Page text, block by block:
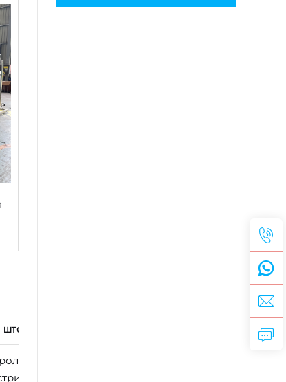
се опслужуваат
обработка, храна и напитоци,
производство на машини